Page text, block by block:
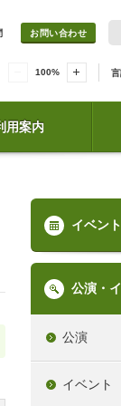
お問い合わせ
100%
用案内
イベン
公演・
公演
イベント